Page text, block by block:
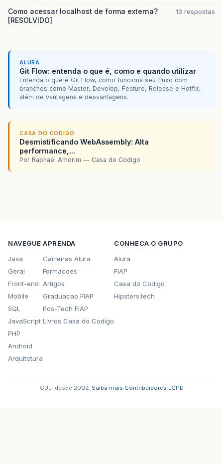
Como acessar localhost de forma externa?
[RESOLVIDO]
13 respostas
ALURA
Git Flow: entenda o que é, como e quando utilizar
Entenda o que é Git Flow, como funciona seu fluxo com
branches como Master, Develop, Feature, Release e Hotfix,
além de vantagens e desvantagens.
CASA DO CODIGO
Desmistificando WebAssembly: Alta
performance,...
Por Raphael Amorim — Casa do Codigo
NAVEGUE
Java
Geral
Front-end
Mobile
SQL
JavaScript
PHP
Android
Arquitetura
APRENDA
Carreiras Alura
Formacoes
Artigos
Graduacao FIAP
Pos-Tech FIAP
Livros Casa do Codigo
CONHECA O GRUPO
Alura
FIAP
Casa do Codigo
Hipsters.tech
GUJ: desde 2002. Saiba mais Contribuidores LGPD